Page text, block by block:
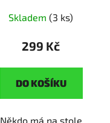
Skladem (3 ks)
299 Kč
DO KOŠÍKU
Někdo má na stole